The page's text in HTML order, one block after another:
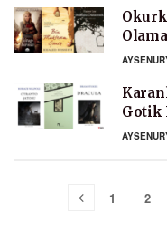
Gotik
1 2